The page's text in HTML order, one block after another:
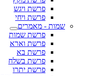
פרשת ויגש
פרשת ויחי
שמות - מאמרים
פרשת שמות
פרשת וארא
פרשת בא
פרשת בשלח
פרשת יתרו